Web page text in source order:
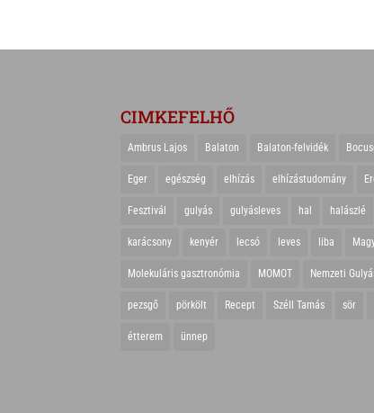
CIMKEFELHŐ
Ambrus Lajos Balaton Balaton-felvidék
Eger egészség elhízás elhízástudomány
Fesztivál gulyás gulyásleves hal halászlé
karácsony kenyér lecsó leves liba
Molekuláris gasztronómia MOMOT Nemzeti
pezsgő pörkölt Recept Széll Tamás sör
étterem ünnep